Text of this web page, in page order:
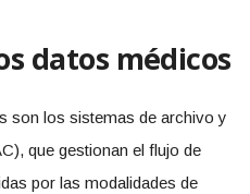
datos médicos
son los sistemas de archivo y
que gestionan el flujo de
por las modalidades de